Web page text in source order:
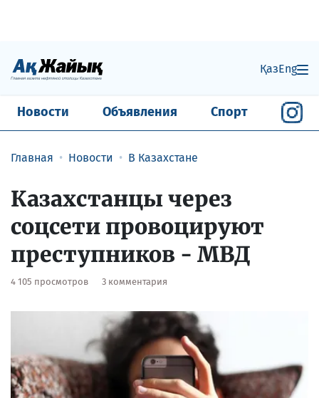
ҚазEng
Новости Объявления Спорт
Главная Новости В Казахстане
Казахстанцы через
соцсети провоцируют
преступников - МВД
4 105 просмотров 3 комментария